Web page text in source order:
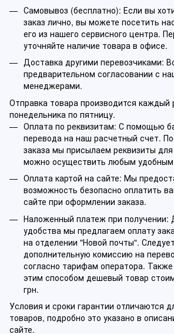
Самовывоз (бесплатно): Если вы
заказ лично, вы можете посетить
его из нашего сервисного центра.
уточняйте наличие товара в офисе.
Доставка другими перевозчиками:
предварительном согласовании с
менеджерами.
Отправка товара производится каждый
понедельника по пятницу.
Оплата по реквизитам: С помощью
перевода на наш расчетный счет.
заказа мы присылаем реквизиты
можно осуществить любым удобным
Оплата картой на сайте: Мы
возможность безопасно оплатить
сайте при оформлении заказа.
Наложенный платеж при получении:
удобства мы предлагаем оплату
на отделении "Новой почты".
дополнительную комиссию на
согласно тарифам оператора.
этим способом дешевый товар
грн.
Условия и сроки гарантии отличаются
товаров, подробно это указано в
сайте.